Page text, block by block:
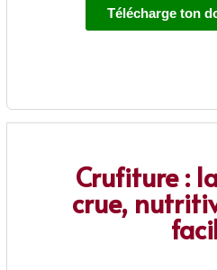
Télécharge ton
Crufiture :
crue,